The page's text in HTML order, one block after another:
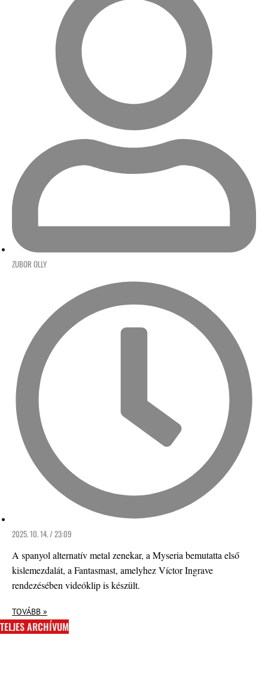
ZUBOR OLLY
2025. 10. 14. / 23:09
A spanyol alternatív metal zenekar, a Myseria bemutatta első
kislemezdalát, a Fantasmast, amelyhez Víctor Ingrave
rendezésében videóklip is készült.
TOVÁBB »
TELJES ARCHÍVUM